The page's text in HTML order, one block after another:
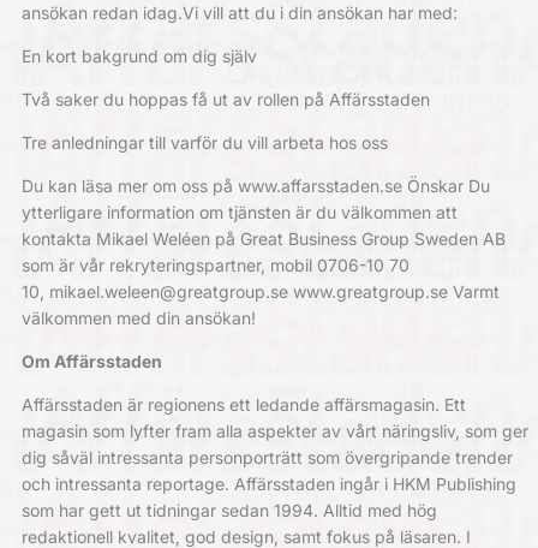
ansökan redan idag.Vi vill att du i din ansökan har med:
En kort bakgrund om dig själv
Två saker du hoppas få ut av rollen på Affärsstaden
Tre anledningar till varför du vill arbeta hos oss
Du kan läsa mer om oss på www.affarsstaden.se Önskar Du
ytterligare information om tjänsten är du välkommen att
kontakta Mikael Weléen på Great Business Group Sweden AB
som är vår rekryteringspartner, mobil 0706-10 70
10, mikael.weleen@greatgroup.se www.greatgroup.se Varmt
välkommen med din ansökan!
Om Affärsstaden
Affärsstaden är regionens ett ledande affärsmagasin. Ett
magasin som lyfter fram alla aspekter av vårt näringsliv, som ger
dig såväl intressanta personporträtt som övergripande trender
och intressanta reportage. Affärsstaden ingår i HKM Publishing
som har gett ut tidningar sedan 1994. Alltid med hög
redaktionell kvalitet, god design, samt fokus på läsaren. I